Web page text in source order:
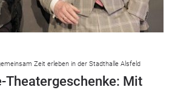
Zeit erleben in der Stadthalle Alsfeld
Theatergeschenke: Mit